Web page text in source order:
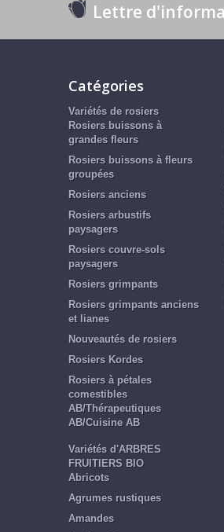
Lettre
Catégories
Variétés de rosiers
Rosiers buissons à
grandes fleurs
Rosiers buissons à fleurs
groupées
Rosiers anciens
Rosiers arbustifs
paysagers
Rosiers couvre-sols
paysagers
Rosiers grimpants
Rosiers grimpants anciens
et lianes
Nouveautés de rosiers
Rosiers Kordes
Rosiers à pétales
comestibles
AB/Thérapeutiques
AB/Cuisine AB
Variétés d'ARBRES
FRUITIERS BIO
Abricots
Agrumes rustiques
Amandes